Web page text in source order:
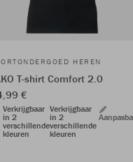
HEREN
T-shirt Comfort 2.0
€
Verkrijgbaar
in 2
verschillende
kleuren
Verkrijgbaar
in 2
verschillende
kleuren